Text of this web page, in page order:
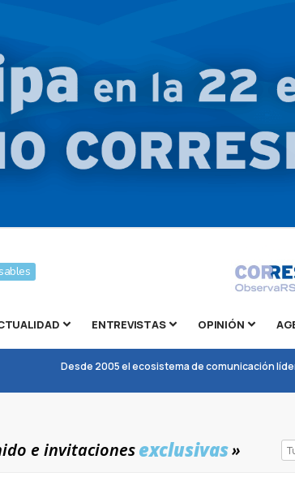
ENTREVISTAS OPINIÓN
Desde 2005 el ecosistema de comunicación
e invitacionesexclusivas»